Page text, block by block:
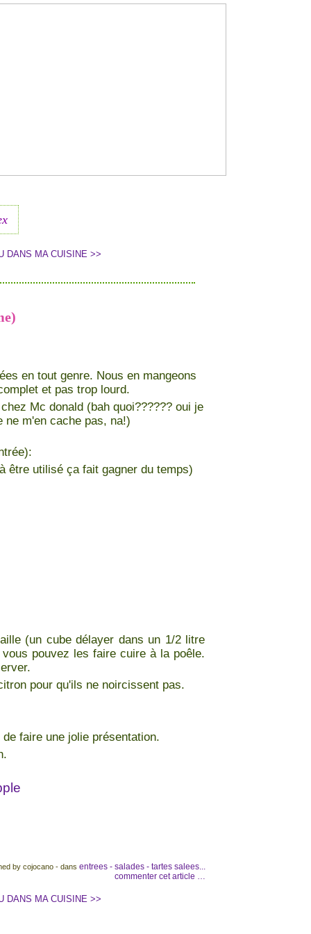
DANS MA CUISINE >>
en tout genre. Nous en mangeons
et pas trop lourd.
Mc donald (bah quoi?????? oui je
ne m'en cache pas, na!)
être utilisé ça fait gagner du temps)
(un cube délayer dans un 1/2 litre
pouvez les faire cuire à la poêle.
pour qu'ils ne noircissent pas.
faire une jolie présentation.
by cojocano - dans entrees - salades - tartes salees...
commenter cet article …
DANS MA CUISINE >>